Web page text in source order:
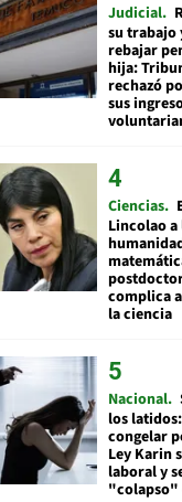
Judicial
su trabajo
rebajar
hija:
rechazó
sus
Ciencias
Lincolao a
complica
la ciencia
Nacional
los
congelar
Ley Karin
laboral y
"colapso"